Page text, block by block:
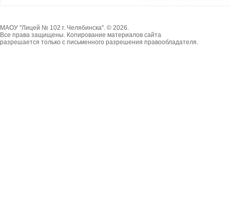
МАОУ "Лицей № 102 г. Челябинска". © 2026.
Все права защищены. Копирование материалов сайта
разрешается только с письменного разрешения правообладателя.